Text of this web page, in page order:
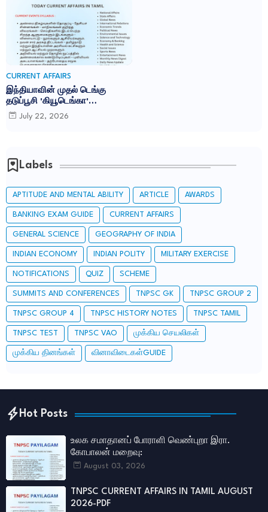
CURRENT AFFAIRS
இந்தியாவின் முதல் டெங்கு
தடுப்பூசி 'கியூடெங்கா'
(Qdenga): TNPSC CURRENT
AFFAIRS IN TAMIL JULY 2026
July 22, 2026
Labels
APTITUDE AND MENTAL ABILITY ARTICLE AWARDS
BANKING EXAM GUIDE CURRENT AFFAIRS
GENERAL SCIENCE GEOGRAPHY OF INDIA
INDIAN ECONOMY INDIAN POLITY MILITARY EXERCISE
NOTIFICATIONS QUIZ SCHEME
SUMMITS AND CONFERENCES TNPSC GK TNPSC GROUP 2
TNPSC GROUP 4 TNPSC HISTORY NOTES TNPSC TAMIL
TNPSC TEST TNPSC VAO முக்கிய செயலிகள்
முக்கிய தினங்கள் வினாவிடைகள்GUIDE
Hot Posts
உலக சமாதானப் போராளி வெண்புறா இரா.
கோபாலன் மறைவு:
August 03, 2026
TNPSC CURRENT AFFAIRS IN TAMIL AUGUST
2026-PDF